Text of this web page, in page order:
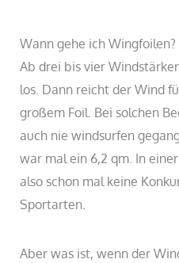
Wann gehe ich Wingfoilen?
Ab drei bis vier
los. Dann reicht der Wind
großem Foil. Bei solchen
auch nie windsurfen
war mal ein 6,2 qm. In
also schon mal keine
Sportarten.
Aber was ist, wenn der